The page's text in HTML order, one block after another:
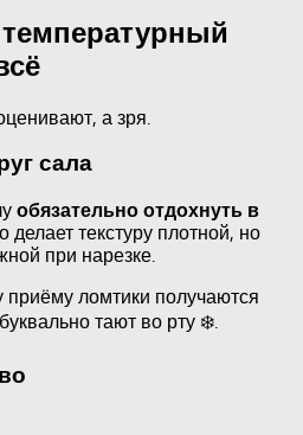
а зря.
сала
обязательно отдохнуть в
делает текстуру плотной, но
при нарезке.
ломтики получаются
тают во рту ❄️.